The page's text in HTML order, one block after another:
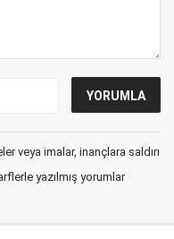
veya imalar, inançlara saldırı
yazılmış yorumlar